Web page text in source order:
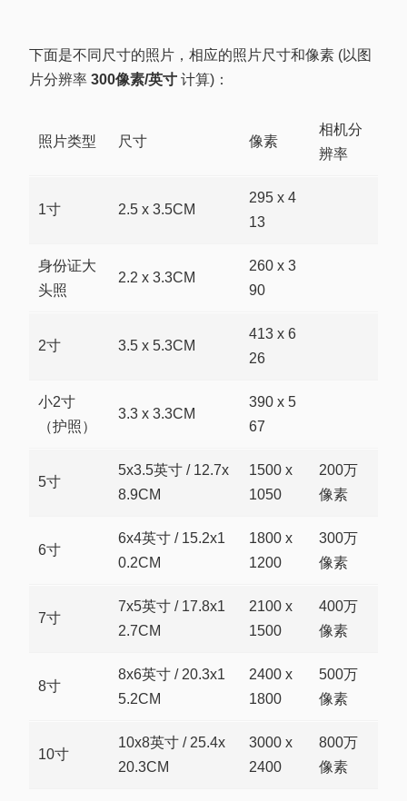
下面是不同尺寸的照片，相应的照片尺寸和像素 (以图
片分辨率 300像素/英寸 计算)：
照片类型 尺寸 像素
相机分
辨率
1寸 2.5 x 3.5CM
295 x 4
13
身份证大
头照
2.2 x 3.3CM
260 x 3
90
2寸 3.5 x 5.3CM
413 x 6
26
小2寸
（护照）
3.3 x 3.3CM
390 x 5
67
5寸
5x3.5英寸 / 12.7x
8.9CM
1500 x
1050
200万
像素
6寸
6x4英寸 / 15.2x1
0.2CM
1800 x
1200
300万
像素
7寸
7x5英寸 / 17.8x1
2.7CM
2100 x
1500
400万
像素
8寸
8x6英寸 / 20.3x1
5.2CM
2400 x
1800
500万
像素
10寸
10x8英寸 / 25.4x
20.3CM
3000 x
2400
800万
像素